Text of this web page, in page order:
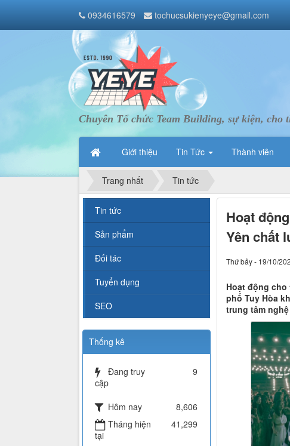
0934616579 tochucsukienyeye@gmail.com
Chuyên Tổ chức Team Building, sự kiện, cho
Giới thiệu Tin Tức Thành viên
Trang nhất Tin tức
Hoạt
Yên chất
Thứ bảy - 19/10/
Hoạt động
phố Tuy Hòa
trung tâm
Tin tức
Sản phẩm
Đối tác
Tuyển dụng
SEO
Thống kê
Đang truy
cập
9
Hôm nay
8,606
Tháng hiện
tại
41,299